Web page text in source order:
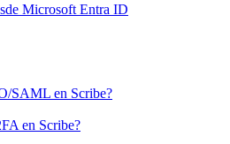
Microsoft Entra ID
SAML en Scribe?
en Scribe?